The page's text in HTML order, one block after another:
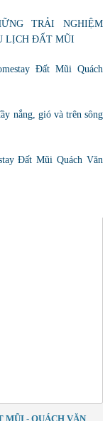
TRẢI NGHIỆM
LỊCH ĐẤT MŨI
Đất Mũi Quách
nắng, gió và trên sông
Đất Mũi Quách Văn
MŨI - QUÁCH VĂN